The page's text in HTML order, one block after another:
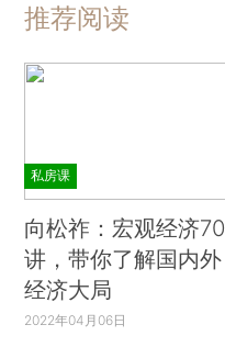
推荐阅读
私房课
向松祚：宏观经济70
讲，带你了解国内外
经济大局
2022年04月06日